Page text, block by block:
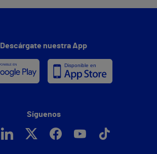
Descárgate nuestra App
Síguenos